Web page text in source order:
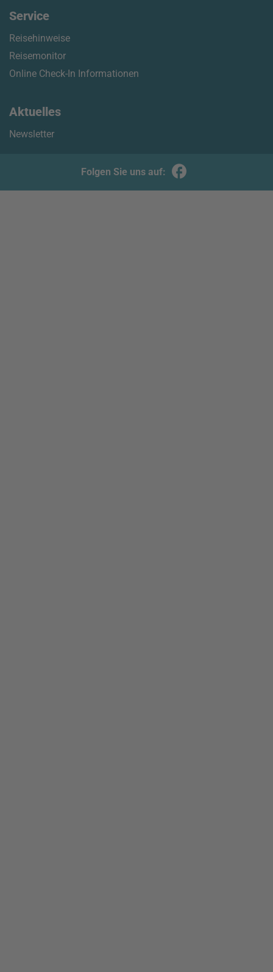
Service
Reisehinweise
Reisemonitor
Online Check-In Informationen
Aktuelles
Newsletter
Folgen Sie uns auf: